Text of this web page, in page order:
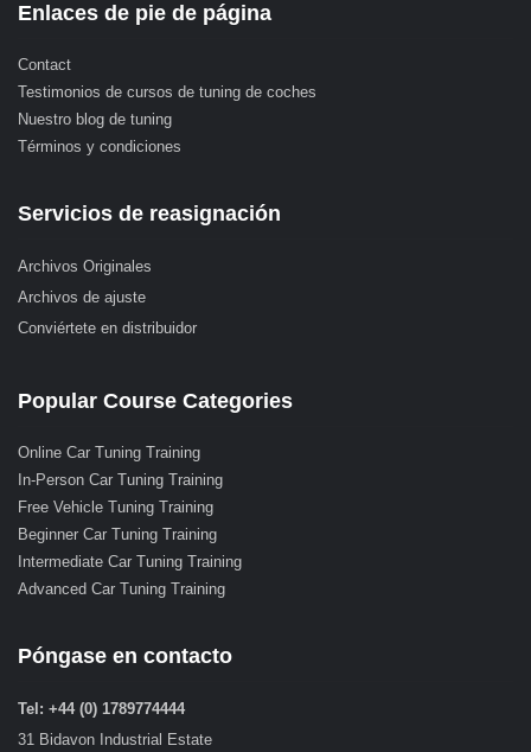
Enlaces de pie de página
Contact
Testimonios de cursos de tuning de coches
Nuestro blog de tuning
Términos y condiciones
Servicios de reasignación
Archivos Originales
Archivos de ajuste
Conviértete en distribuidor
Popular Course Categories
Online Car Tuning Training
In-Person Car Tuning Training
Free Vehicle Tuning Training
Beginner Car Tuning Training
Intermediate Car Tuning Training
Advanced Car Tuning Training
Póngase en contacto
Tel: +44 (0) 1789774444
31 Bidavon Industrial Estate